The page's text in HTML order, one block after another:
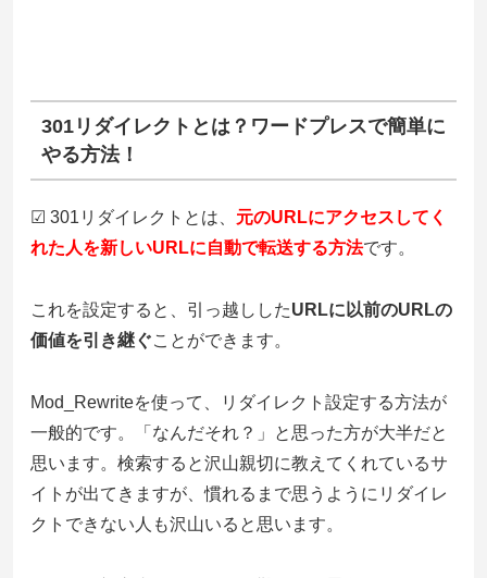
301リダイレクトとは？ワードプレスで簡単に
やる方法！
☑ 301リダイレクトとは、 元のURLにアクセスしてく
れた人を新しいURLに自動で転送する方法です。
これを設定すると、引っ越ししたURLに以前のURLの
価値を引き継ぐことができます。
Mod_Rewriteを使って、リダイレクト設定する方法が
一般的です。「なんだそれ？」と思った方が大半だと
思います。検索すると沢山親切に教えてくれているサ
イトが出てきますが、慣れるまで思うようにリダイレ
クトできない人も沢山いると思います。